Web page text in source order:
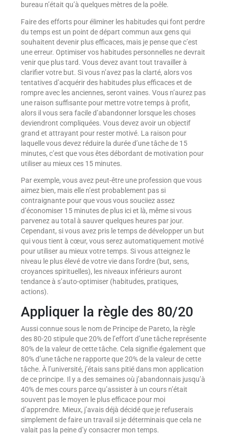
bureau n’était qu’à quelques mètres de la poêle.
Faire des efforts pour éliminer les habitudes qui font perdre
du temps est un point de départ commun aux gens qui
souhaitent devenir plus efficaces, mais je pense que c’est
une erreur. Optimiser vos habitudes personnelles ne devrait
venir que plus tard. Vous devez avant tout travailler à
clarifier votre but. Si vous n’avez pas la clarté, alors vos
tentatives d’acquérir des habitudes plus efficaces et de
rompre avec les anciennes, seront vaines. Vous n’aurez pas
une raison suffisante pour mettre votre temps à profit,
alors il vous sera facile d’abandonner lorsque les choses
deviendront compliquées. Vous devez avoir un objectif
grand et attrayant pour rester motivé. La raison pour
laquelle vous devez réduire la durée d’une tâche de 15
minutes, c’est que vous êtes débordant de motivation pour
utiliser au mieux ces 15 minutes.
Par exemple, vous avez peut-être une profession que vous
aimez bien, mais elle n’est probablement pas si
contraignante pour que vous vous souciiez assez
d’économiser 15 minutes de plus ici et là, même si vous
parvenez au total à sauver quelques heures par jour.
Cependant, si vous avez pris le temps de développer un but
qui vous tient à cœur, vous serez automatiquement motivé
pour utiliser au mieux votre temps. Si vous atteignez le
niveau le plus élevé de votre vie dans l’ordre (but, sens,
croyances spirituelles), les niveaux inférieurs auront
tendance à s’auto-optimiser (habitudes, pratiques,
actions).
Appliquer la règle des 80/20
Aussi connue sous le nom de Principe de Pareto, la règle
des 80-20 stipule que 20% de l’effort d’une tâche représente
80% de la valeur de cette tâche. Cela signifie également que
80% d’une tâche ne rapporte que 20% de la valeur de cette
tâche. À l’université, j’étais sans pitié dans mon application
de ce principe. Il y a des semaines où j’abandonnais jusqu’à
40% de mes cours parce qu’assister à un cours n’était
souvent pas le moyen le plus efficace pour moi
d’apprendre. Mieux, j’avais déjà décidé que je refuserais
simplement de faire un travail si je déterminais que cela ne
valait pas la peine d’y consacrer mon temps.